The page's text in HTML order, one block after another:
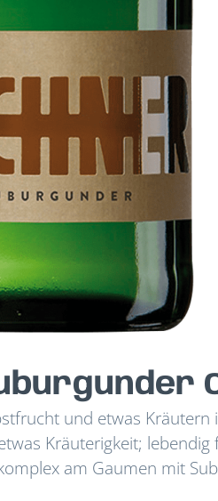
und etwas
Kräuterigkeit;
am Gaumen mit